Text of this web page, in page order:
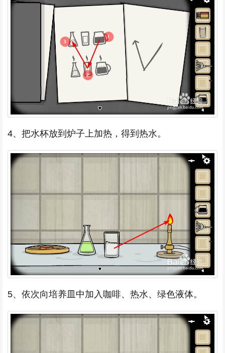
4、把水杯放到炉子上加热，得到热水。
5、依次向培养皿中加入咖啡、热水、绿色液体。